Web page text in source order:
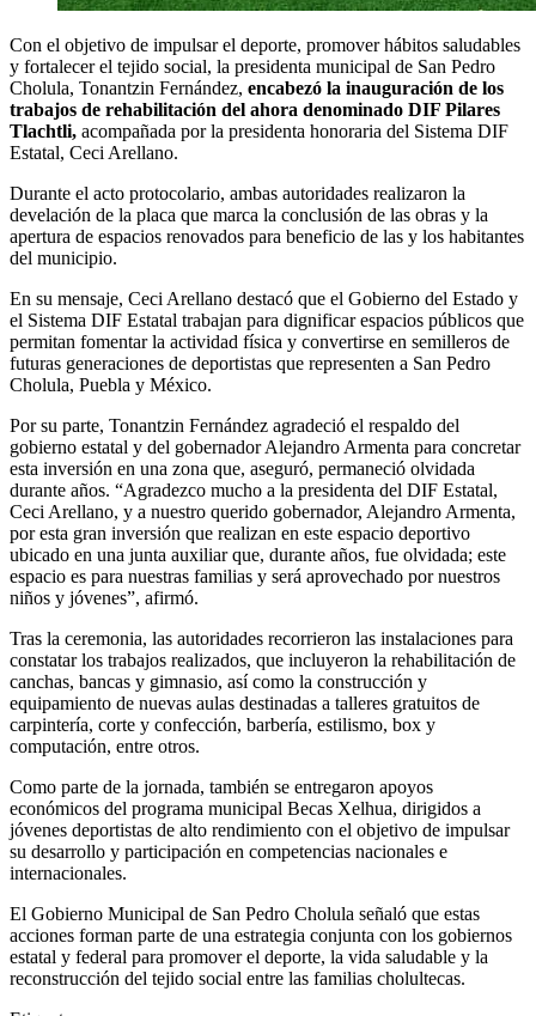
Con el objetivo de impulsar el deporte, promover hábitos saludables
y fortalecer el tejido social, la presidenta municipal de San Pedro
Cholula, Tonantzin Fernández, encabezó la inauguración de los
trabajos de rehabilitación del ahora denominado DIF Pilares
Tlachtli, acompañada por la presidenta honoraria del Sistema DIF
Estatal, Ceci Arellano.
Durante el acto protocolario, ambas autoridades realizaron la
develación de la placa que marca la conclusión de las obras y la
apertura de espacios renovados para beneficio de las y los habitantes
del municipio.
En su mensaje, Ceci Arellano destacó que el Gobierno del Estado y
el Sistema DIF Estatal trabajan para dignificar espacios públicos que
permitan fomentar la actividad física y convertirse en semilleros de
futuras generaciones de deportistas que representen a San Pedro
Cholula, Puebla y México.
Por su parte, Tonantzin Fernández agradeció el respaldo del
gobierno estatal y del gobernador Alejandro Armenta para concretar
esta inversión en una zona que, aseguró, permaneció olvidada
durante años. “Agradezco mucho a la presidenta del DIF Estatal,
Ceci Arellano, y a nuestro querido gobernador, Alejandro Armenta,
por esta gran inversión que realizan en este espacio deportivo
ubicado en una junta auxiliar que, durante años, fue olvidada; este
espacio es para nuestras familias y será aprovechado por nuestros
niños y jóvenes”, afirmó.
Tras la ceremonia, las autoridades recorrieron las instalaciones para
constatar los trabajos realizados, que incluyeron la rehabilitación de
canchas, bancas y gimnasio, así como la construcción y
equipamiento de nuevas aulas destinadas a talleres gratuitos de
carpintería, corte y confección, barbería, estilismo, box y
computación, entre otros.
Como parte de la jornada, también se entregaron apoyos
económicos del programa municipal Becas Xelhua, dirigidos a
jóvenes deportistas de alto rendimiento con el objetivo de impulsar
su desarrollo y participación en competencias nacionales e
internacionales.
El Gobierno Municipal de San Pedro Cholula señaló que estas
acciones forman parte de una estrategia conjunta con los gobiernos
estatal y federal para promover el deporte, la vida saludable y la
reconstrucción del tejido social entre las familias cholultecas.